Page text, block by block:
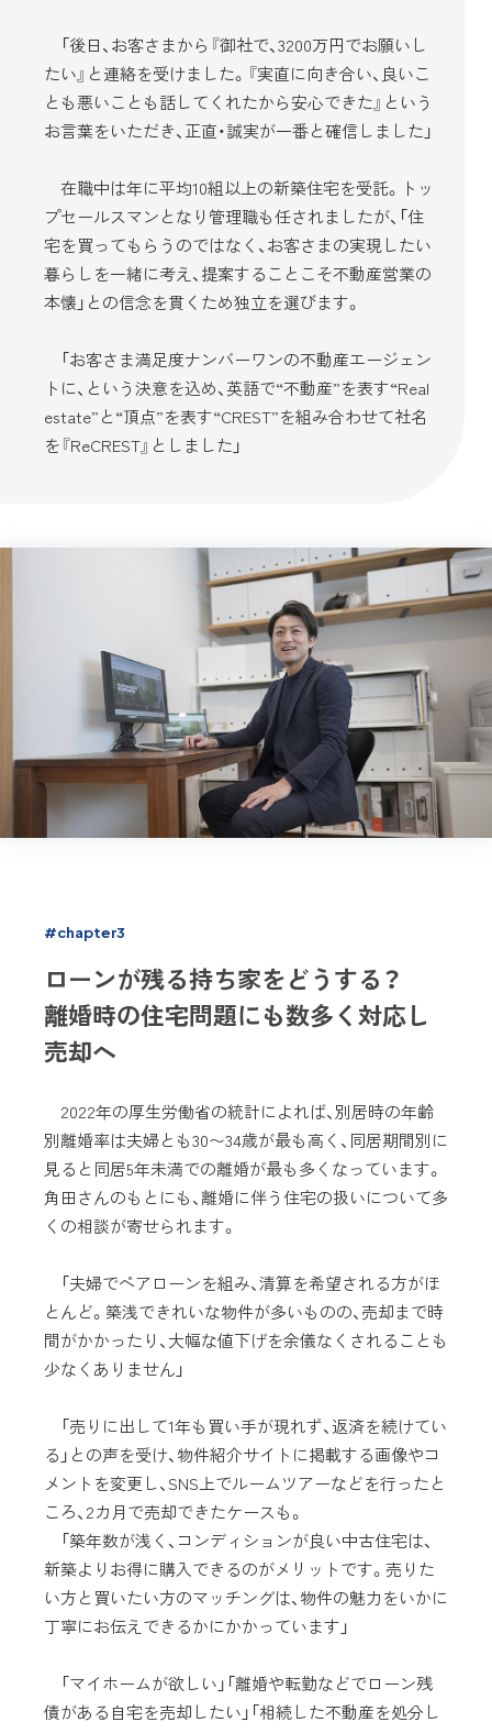
「後日、お客さまから『御社で、3200万円でお願いし
たい』と連絡を受けました。『実直に向き合い、良いこ
とも悪いことも話してくれたから安心できた』という
お言葉をいただき、正直・誠実が一番と確信しました」
在職中は年に平均10組以上の新築住宅を受託。トッ
プセールスマンとなり管理職も任されましたが、「住
宅を買ってもらうのではなく、お客さまの実現したい
暮らしを一緒に考え、提案することこそ不動産営業の
本懐」との信念を貫くため独立を選びます。
「お客さま満足度ナンバーワンの不動産エージェン
トに、という決意を込め、英語で“不動産”を表す“Real
estate”と“頂点”を表す“CREST”を組み合わせて社名
を『ReCREST』としました」
#chapter3
ローンが残る持ち家をどうする？
離婚時の住宅問題にも数多く対応し
売却へ
2022年の厚生労働省の統計によれば、別居時の年齢
別離婚率は夫婦とも30〜34歳が最も高く、同居期間別に
見ると同居5年未満での離婚が最も多くなっています。
角田さんのもとにも、離婚に伴う住宅の扱いについて多
くの相談が寄せられます。
「夫婦でペアローンを組み、清算を希望される方がほ
とんど。築浅できれいな物件が多いものの、売却まで時
間がかかったり、大幅な値下げを余儀なくされることも
少なくありません」
「売りに出して1年も買い手が現れず、返済を続けてい
る」との声を受け、物件紹介サイトに掲載する画像やコ
メントを変更し、SNS上でルームツアーなどを行ったと
ころ、2カ月で売却できたケースも。
「築年数が浅く、コンディションが良い中古住宅は、
新築よりお得に購入できるのがメリットです。売りた
い方と買いたい方のマッチングは、物件の魅力をいかに
丁寧にお伝えできるかにかかっています」
「マイホームが欲しい」「離婚や転勤などでローン残
債がある自宅を売却したい」「相続した不動産を処分し